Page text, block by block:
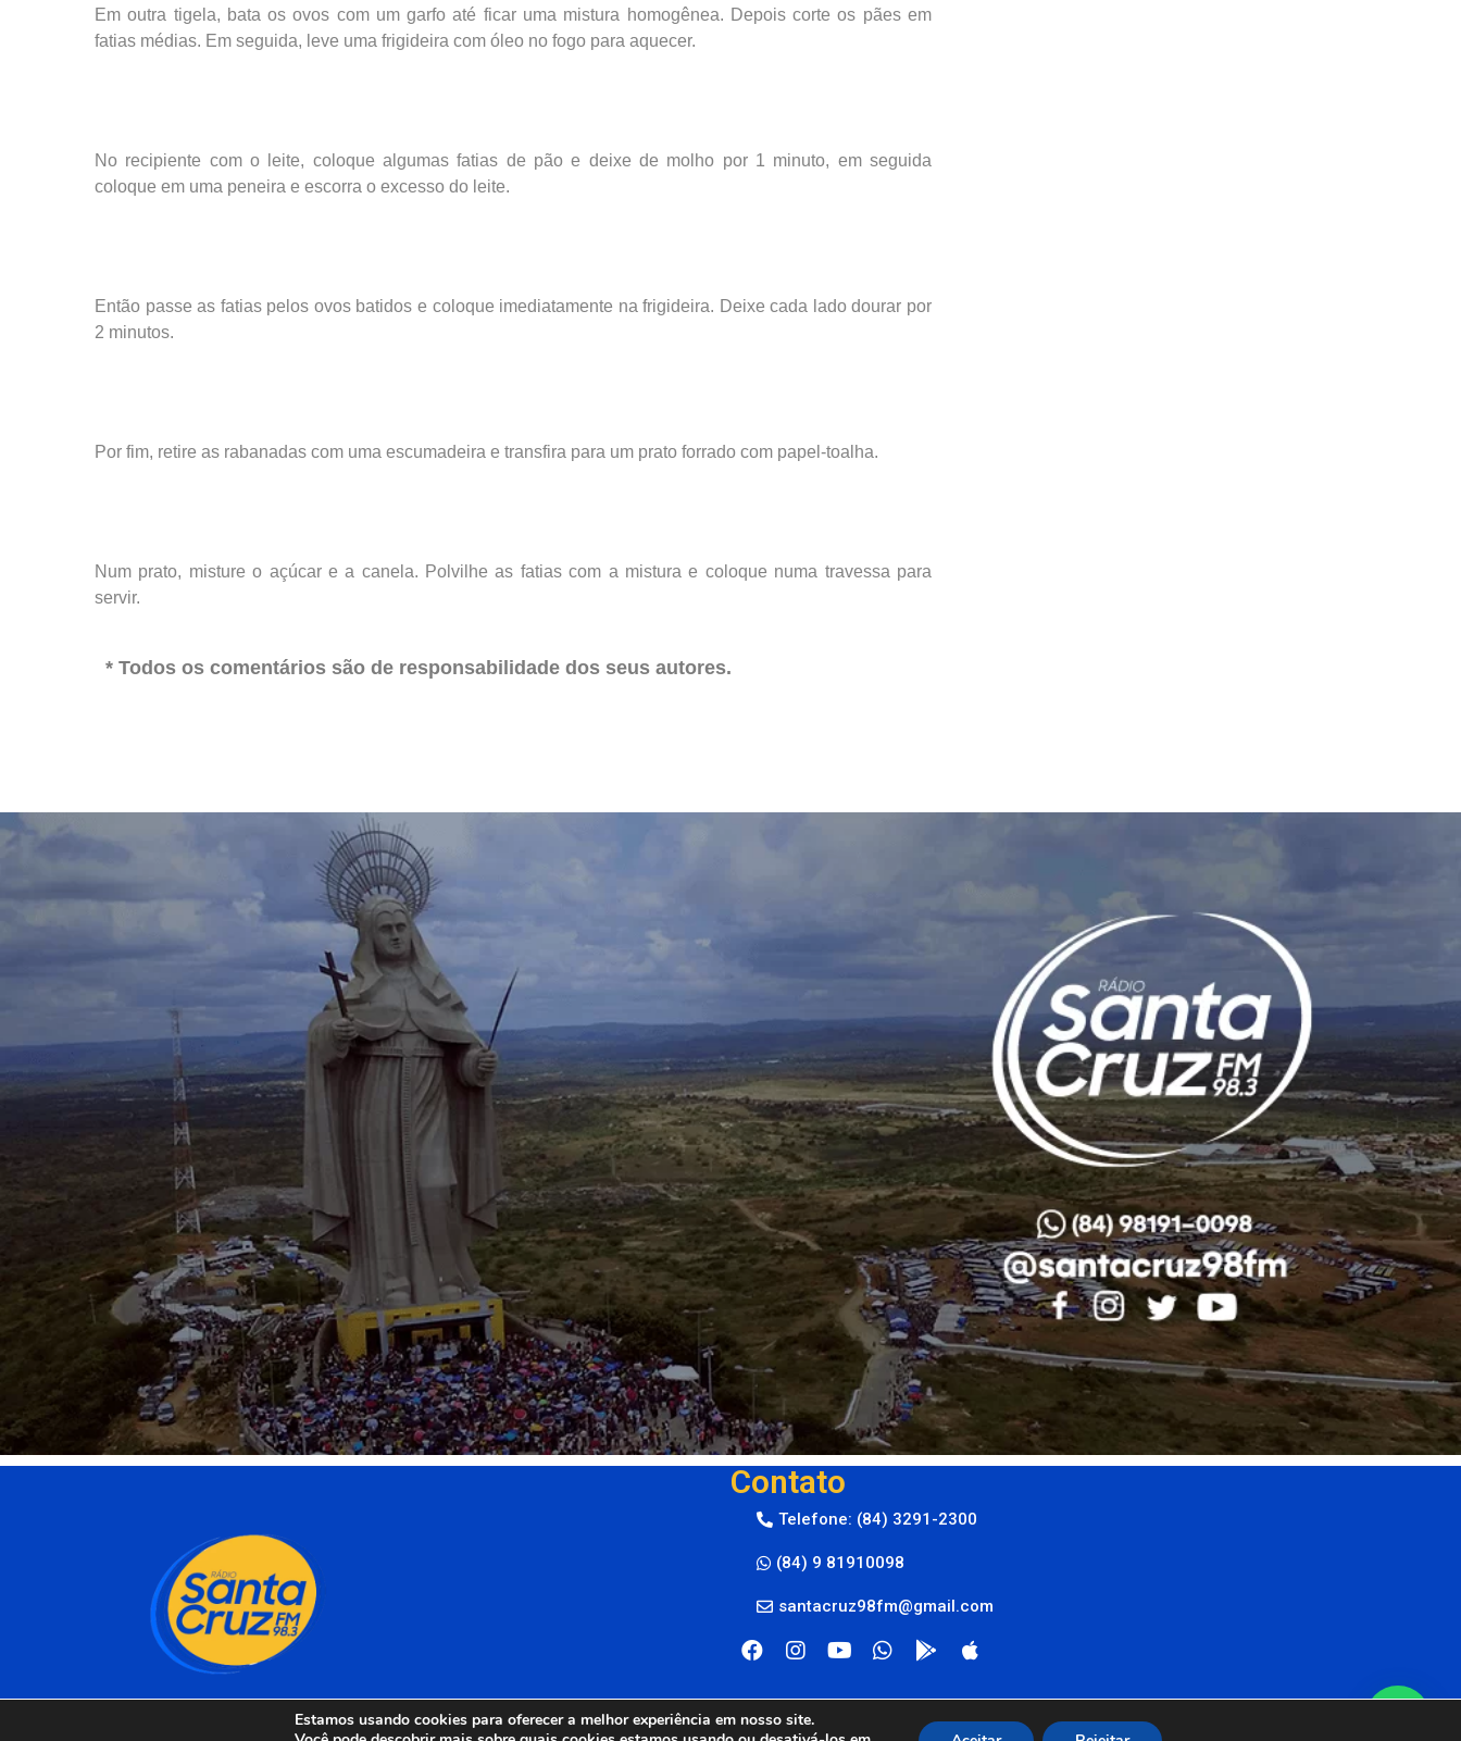
Em outra tigela, bata os ovos com um garfo até ficar uma mistura homogênea. Depois corte os pães em
fatias médias. Em seguida, leve uma frigideira com óleo no fogo para aquecer.
No recipiente com o leite, coloque algumas fatias de pão e deixe de molho por 1 minuto, em seguida
coloque em uma peneira e escorra o excesso do leite.
Então passe as fatias pelos ovos batidos e coloque imediatamente na frigideira. Deixe cada lado dourar por
2 minutos.
Por fim, retire as rabanadas com uma escumadeira e transfira para um prato forrado com papel-toalha.
Num prato, misture o açúcar e a canela. Polvilhe as fatias com a mistura e coloque numa travessa para
servir.
* Todos os comentários são de responsabilidade dos seus autores.
Contato
Telefone: (84) 3291-2300
(84) 9 81910098
santacruz98fm@gmail.com
Estamos usando cookies para oferecer a melhor experiência em nosso site.